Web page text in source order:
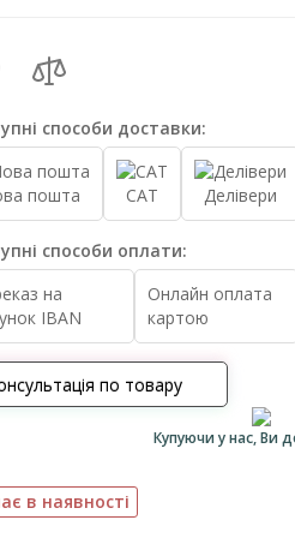
способи доставки:
пошта САТ Делівери
способи оплати:
на
IBAN
Онлайн оплата
картою
по товару
Купуючи у нас, Ви
в наявності